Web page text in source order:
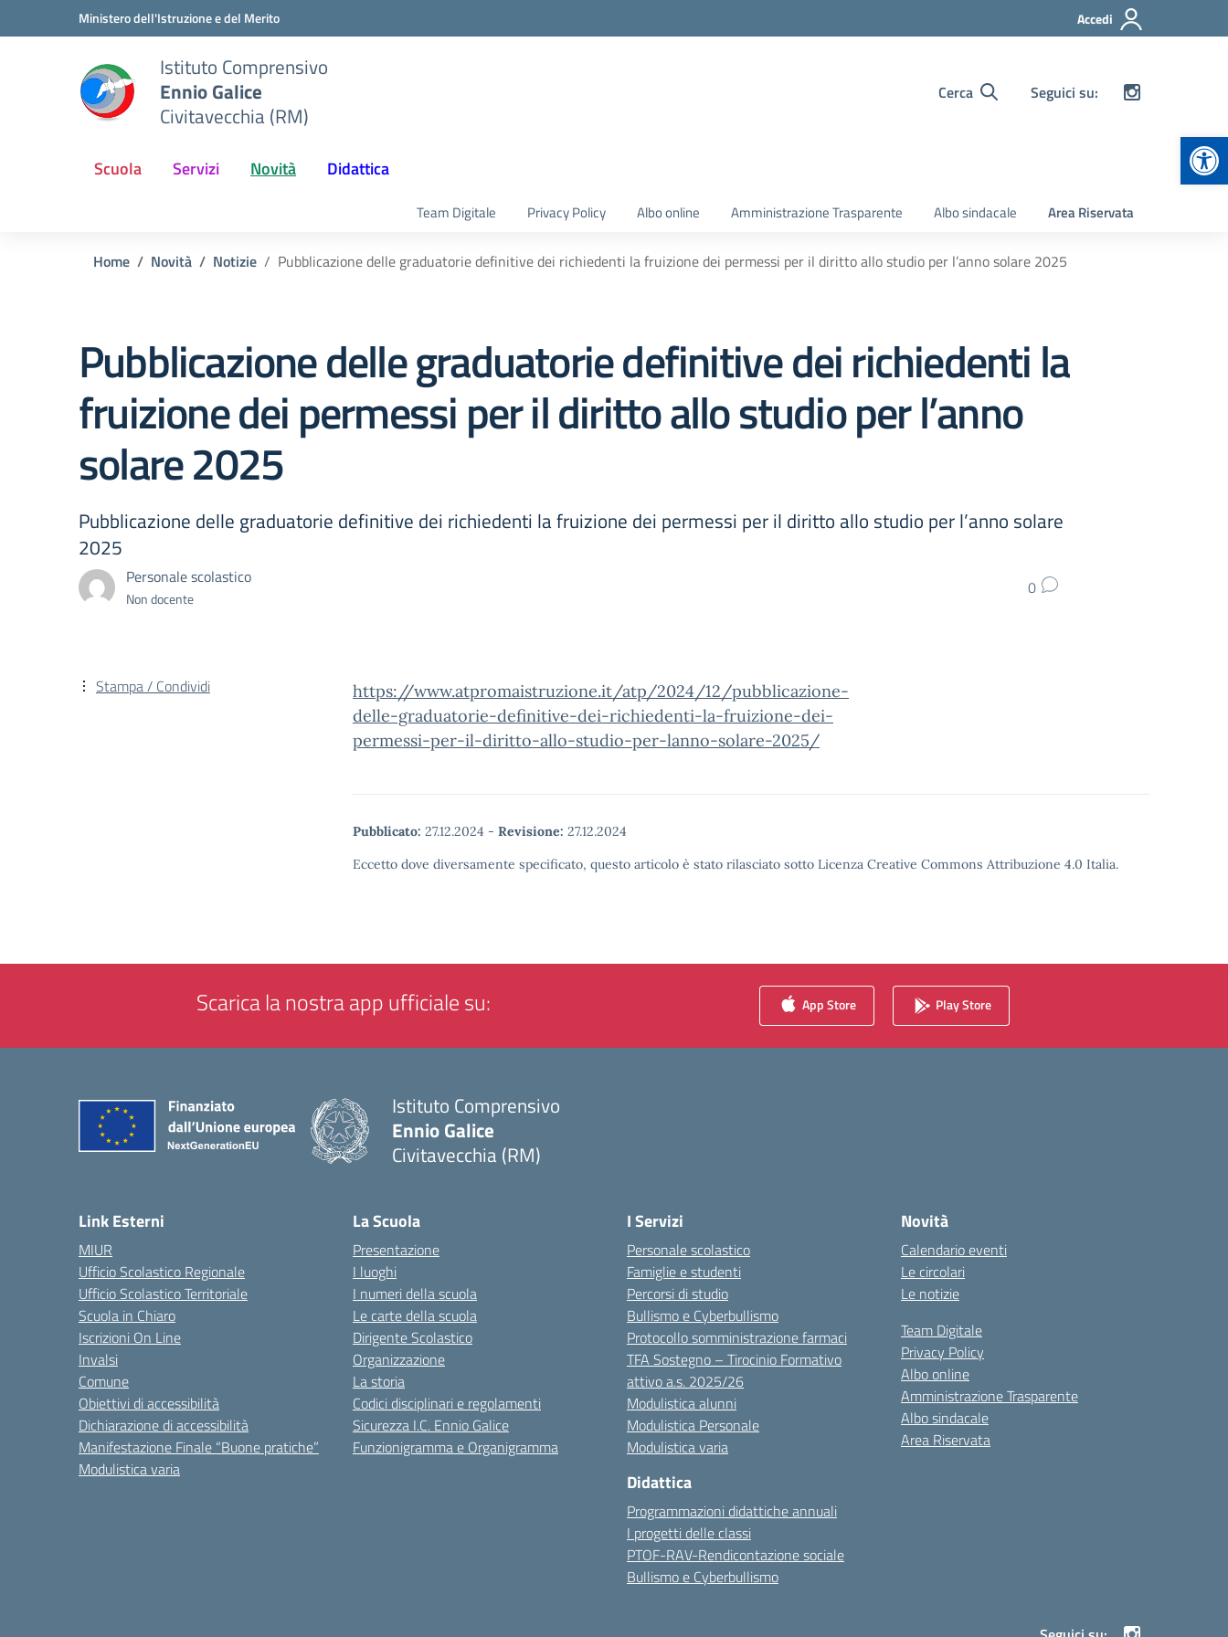
Vai ai contenuti
Vai al menu di navigazioneMinistero dell'Istruzione e del Merito Accedi
Istituto Comprensivo
Ennio Galice
Civitavecchia (RM)
Cerca Seguici su:
Scuola Servizi Novità Didattica
Team Digitale Privacy Policy Albo online Amministrazione Trasparente Albo sindacale Area Riservata
Home Novità Notizie Pubblicazione delle graduatorie definitive dei richiedenti la fruizione dei permessi per il diritto allo studio per l’anno solare 2025
Pubblicazione delle graduatorie definitive dei richiedenti la
fruizione dei permessi per il diritto allo studio per l’anno
solare 2025
Pubblicazione delle graduatorie definitive dei richiedenti la fruizione dei permessi per il diritto allo studio per l’anno solare
2025
Personale scolastico
Non docente 0
https://www.atpromaistruzione.it/atp/2024/12/pubblicazione-
delle-graduatorie-definitive-dei-richiedenti-la-fruizione-dei-
permessi-per-il-diritto-allo-studio-per-lanno-solare-2025/
Pubblicato: 27.12.2024 - Revisione: 27.12.2024
Eccetto dove diversamente specificato, questo articolo è stato rilasciato sotto Licenza Creative Commons Attribuzione 4.0 Italia.
Stampa / Condividi
Scarica la nostra app ufficiale su: App Store Play Store
Istituto Comprensivo
Ennio Galice
Civitavecchia (RM)
Link Esterni
MIUR
Ufficio Scolastico Regionale
Ufficio Scolastico Territoriale
Scuola in Chiaro
Iscrizioni On Line
Invalsi
Comune
Obiettivi di accessibilità
Dichiarazione di accessibilità
Manifestazione Finale “Buone pratiche”
Modulistica varia
La Scuola
Presentazione
I luoghi
I numeri della scuola
Le carte della scuola
Dirigente Scolastico
Organizzazione
La storia
Codici disciplinari e regolamenti
Sicurezza I.C. Ennio Galice
Funzionigramma e Organigramma
I Servizi
Personale scolastico
Famiglie e studenti
Percorsi di studio
Bullismo e Cyberbullismo
Protocollo somministrazione farmaci
TFA Sostegno – Tirocinio Formativo
attivo a.s. 2025/26
Modulistica alunni
Modulistica Personale
Modulistica varia
Didattica
Programmazioni didattiche annuali
I progetti delle classi
PTOF-RAV-Rendicontazione sociale
Bullismo e Cyberbullismo
Novità
Calendario eventi
Le circolari
Le notizie
Team Digitale
Privacy Policy
Albo online
Amministrazione Trasparente
Albo sindacale
Area Riservata